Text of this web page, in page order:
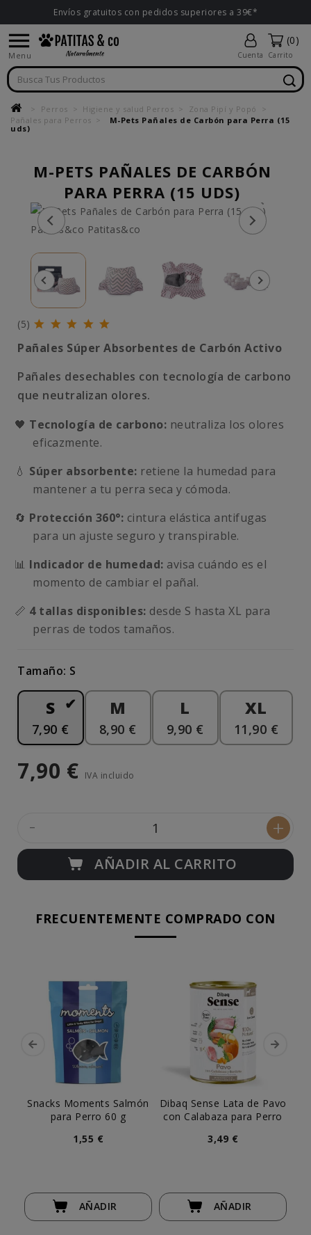
Envíos gratuitos con pedidos superiores a 39€*

Menu Cuenta
(0)
Carrito
Perros Higiene y salud Perros
Zona Pipí y Popó
Pañales para Perros
M-Pets Pañales de Carbón para Perra (15
uds)
M-PETS PAÑALES DE CARBÓN
PARA PERRA (15 UDS)
(5)
Pañales Súper Absorbentes de Carbón Activo
Pañales desechables con tecnología de carbono
que neutralizan olores.
🖤 Tecnología de carbono: neutraliza los olores
eficazmente.
💧 Súper absorbente: retiene la humedad para
mantener a tu perra seca y cómoda.
🔄 Protección 360°: cintura elástica antifugas
para un ajuste seguro y transpirable.
📊 Indicador de humedad: avisa cuándo es el
momento de cambiar el pañal.
📏 4 tallas disponibles: desde S hasta XL para
perras de todos tamaños.
Tamaño: S
S
7,90 €
M
8,90 €
L
9,90 €
XL
11,90 €
7,90 € IVA incluido
- +
AÑADIR AL CARRITO
FRECUENTEMENTE COMPRADO CON
Snacks Moments Salmón
para Perro 60 g
1,55 €
AÑADIR
Dibaq Sense Lata de Pavo
con Calabaza para Perro
3,49 €
AÑADIR